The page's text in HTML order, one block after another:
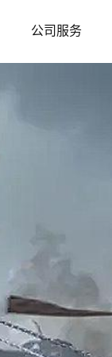
公司服务